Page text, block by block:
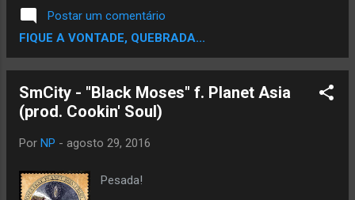
Postar um comentário
FIQUE A VONTADE, QUEBRADA...
SmCity - "Black Moses" f. Planet Asia
(prod. Cookin' Soul)
Por NP - agosto 29, 2016
Pesada!